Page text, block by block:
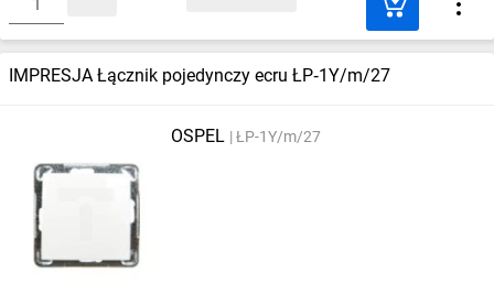
IMPRESJA Łącznik pojedynczy ecru ŁP‑1Y/m/27
OSPEL ŁP-1Y/m/27